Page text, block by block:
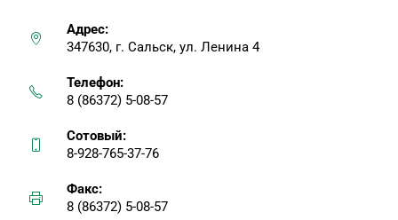
Адрес:
347630, г. Сальск, ул. Ленина 4
Телефон:
8 (86372) 5-08-57
Сотовый:
8-928-765-37-76
Факс:
8 (86372) 5-08-57